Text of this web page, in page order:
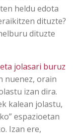
heldu edota
dituzte?
dituzte
jolasari buruz
nuenez, orain
izan dira.
kalean jolastu,
espazioetan
Izan ere,